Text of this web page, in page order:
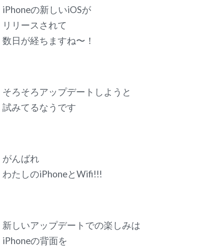
iPhoneの新しいiOSが
リリースされて
数日が経ちますね〜！
そろそろアップデートしようと
試みてるなうです
がんばれ
わたしのiPhoneとWifi!!!
新しいアップデートでの楽しみは
iPhoneの背面を